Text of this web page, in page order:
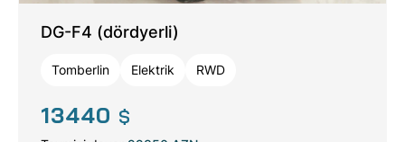
DG-F4 (dördyerli)
Tomberlin Elektrik RWD
13440 $